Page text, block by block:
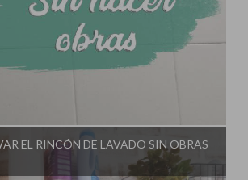
EL RINCÓN DE LAVADO SIN OBRAS